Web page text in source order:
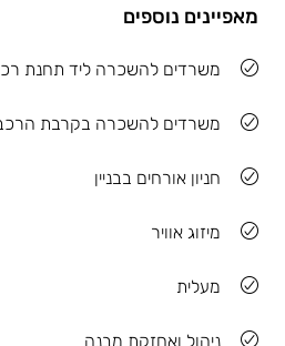
מאפיינים נוספים
משרדים להשכרה ליד תחנת
משרדים להשכרה בקרבת
חניון אורחים בבניין
מיזוג אוויר
מעלית
ניהול ואחזקת מבנה